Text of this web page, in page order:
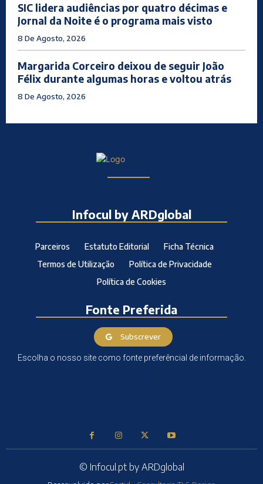
SIC lidera audiências por quatro décimas e
Jornal da Noite é o programa mais visto
8 De Agosto, 2026
Margarida Corceiro deixou de seguir João
Félix durante algumas horas e voltou atrás
8 De Agosto, 2026
Infocul by ARDglobal
Parceiros Estatuto Editorial
Ficha Técnica
Termos de Utilização
Política de Privacidade
Política de Cookies
Fonte Preferida
Subscrever
Escolha o nosso site como fonte preferêncial de informação.
© Infocul.pt by ARDglobal